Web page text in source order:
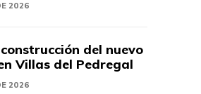
2026
del nuevo
Villas del Pedregal
2026